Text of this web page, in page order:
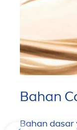
Bahan
Bahan